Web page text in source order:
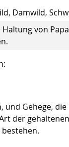
Damwild,
von
und Gehege,
der